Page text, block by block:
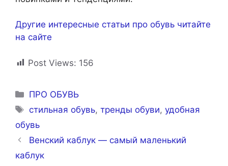
Другие интересные статьи про обувь читайте
на сайте
Post Views: 156
Рубрики
ПРО ОБУВЬ
Метки
стильная обувь,тренды обуви,удобная
обувь
Венский каблук — самый маленький
каблук